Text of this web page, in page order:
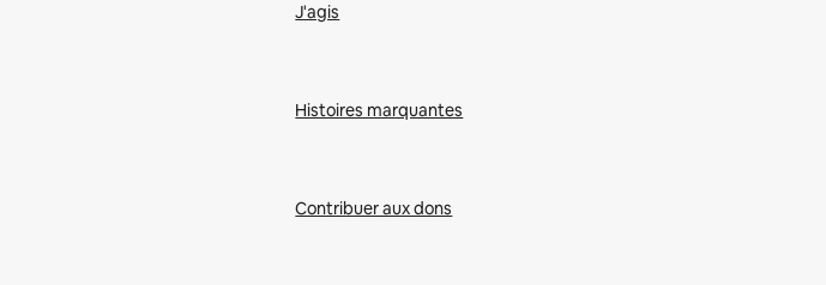
J'agis
Histoires marquantes
Contribuer aux dons